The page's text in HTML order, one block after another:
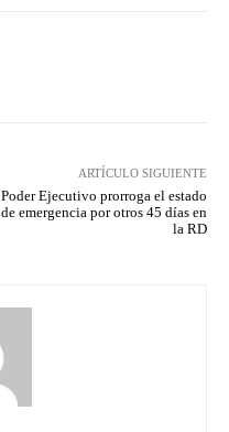
ARTÍCULO SIGUIENTE
Poder Ejecutivo prorroga el estado
de emergencia por otros 45 días en
la RD